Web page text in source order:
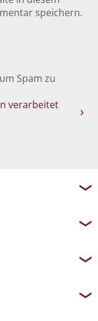
speichern.
Spam zu
verarbeitet